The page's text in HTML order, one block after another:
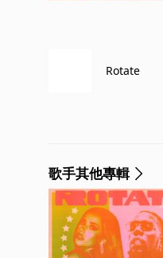
Rotate
歌手其他專輯